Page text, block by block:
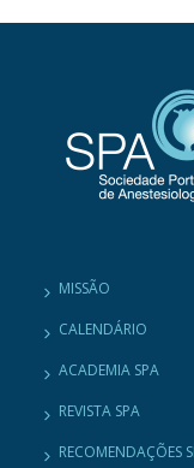
MISSÃO
CALENDÁRIO
ACADEMIA SPA
REVISTA SPA
RECOMENDAÇÕES